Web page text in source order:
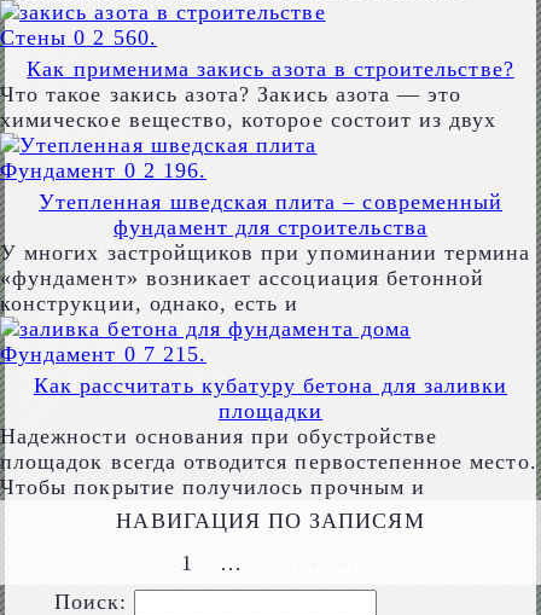
Стены 0 2 560.
Как применима закись азота в строительстве?
Что такое закись азота? Закись азота — это
химическое вещество, которое состоит из двух
Фундамент 0 2 196.
Утепленная шведская плита – современный
фундамент для строительства
У многих застройщиков при упоминании термина
«фундамент» возникает ассоциация бетонной
конструкции, однако, есть и
Фундамент 0 7 215.
Как рассчитать кубатуру бетона для заливки
площадки
Надежности основания при обустройстве
площадок всегда отводится первостепенное место.
Чтобы покрытие получилось прочным и
НАВИГАЦИЯ ПО ЗАПИСЯМ
1
…
Поиск: